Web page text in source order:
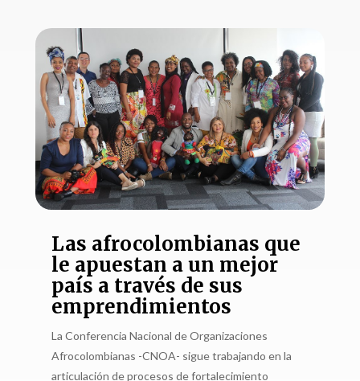
Las afrocolombianas que
le apuestan a un mejor
país a través de sus
emprendimientos
La Conferencia Nacional de Organizaciones
Afrocolombianas -CNOA- sigue trabajando en la
articulación de procesos de fortalecimiento